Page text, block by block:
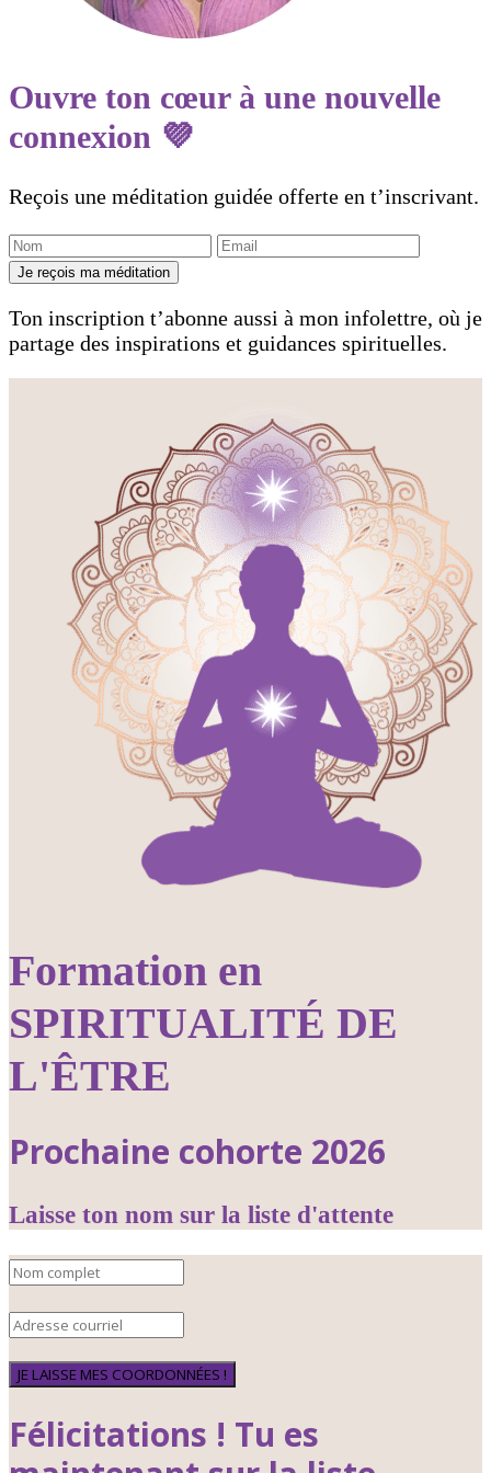
Ouvre ton cœur à une nouvelle
connexion 💜
Reçois une méditation guidée offerte en t’inscrivant.
Je reçois ma méditation
Ton inscription t’abonne aussi à mon infolettre, où je
partage des inspirations et guidances spirituelles.
Formation en
SPIRITUALITÉ DE
L'ÊTRE
Prochaine cohorte 2026
Laisse ton nom sur la liste d'attente
JE LAISSE MES COORDONNÉES !
Félicitations ! Tu es